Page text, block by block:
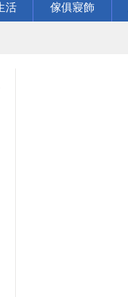
活 傢俱寢飾